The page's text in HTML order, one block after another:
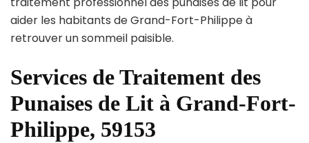
aider les habitants de Grand-Fort-Philippe à
retrouver un sommeil paisible.
Services de Traitement des
Punaises de Lit à Grand-Fort-
Philippe, 59153